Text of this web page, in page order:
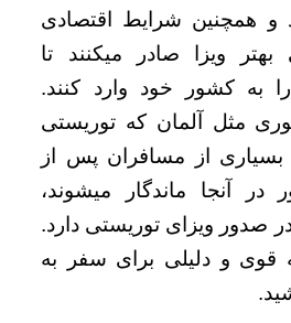
و همچنین شرایط اقتصادی
ویزا صادر میکنند تا
به کشور خود وارد کنند.
مثل آلمان که توریستی
از مسافران پس از
آنجا ماندگار میشوند،
صدور ویزای توریستی دارد.
قوی و دلیلی برای سفر به